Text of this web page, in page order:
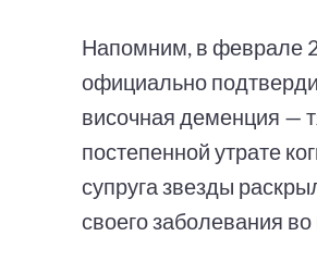
Напомним, в феврале
официально
височная деменция —
постепенной утрате
супруга звезды
своего заболевания